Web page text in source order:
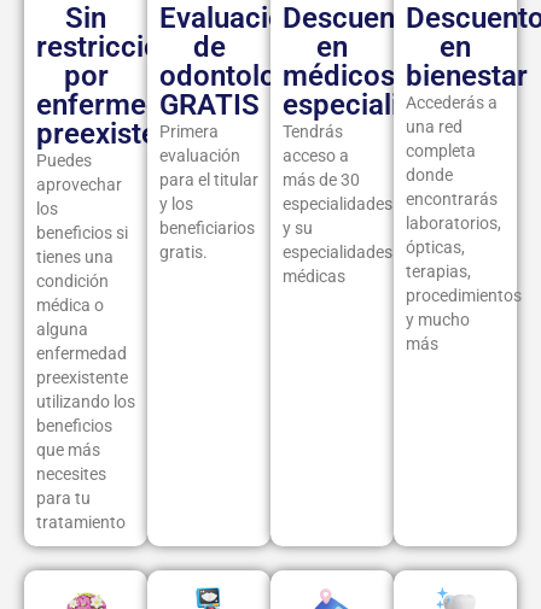
Sin
restricción
por
enfermedad
preexistente
Puedes
aprovechar
los
beneficios si
tienes una
condición
médica o
alguna
enfermedad
preexistente
utilizando los
beneficios
que más
necesites
para tu
tratamiento
Evaluación
de
odontología
GRATIS
Primera
evaluación
para el titular
y los
beneficiarios
gratis.
Descuentos
en
médicos
especialistas
Tendrás
acceso a
más de 30
especialidades
y su
especialidades
médicas
en
bienestar
Accederás a
una red
completa
donde
encontrarás
laboratorios,
ópticas,
terapias,
procedimientos
y mucho
más